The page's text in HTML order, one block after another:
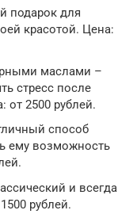
подарок для
красотой. Цена:
маслами –
стресс после
от 2500 рублей.
способ
ему возможность
и всегда
рублей.